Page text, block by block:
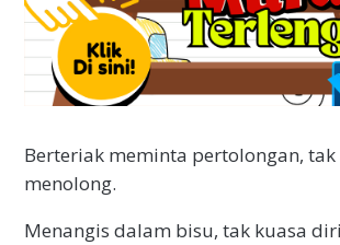
Berteriak meminta pertolongan, tak
menolong.
Menangis dalam bisu, tak kuasa